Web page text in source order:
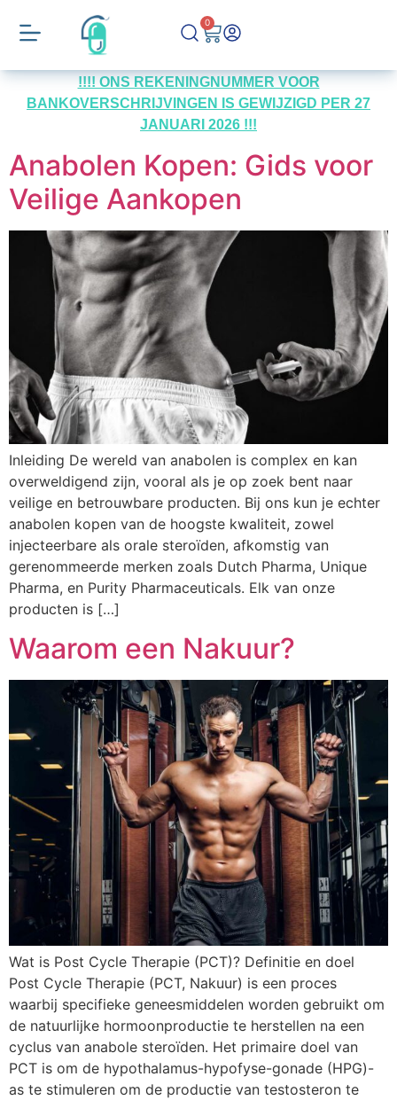
0
!!!! ONS REKENINGNUMMER VOOR
BANKOVERSCHRIJVINGEN IS GEWIJZIGD PER 27
JANUARI 2026 !!!
Anabolen Kopen: Gids voor
Veilige Aankopen
Inleiding De wereld van anabolen is complex en kan
overweldigend zijn, vooral als je op zoek bent naar
veilige en betrouwbare producten. Bij ons kun je echter
anabolen kopen van de hoogste kwaliteit, zowel
injecteerbare als orale steroïden, afkomstig van
gerenommeerde merken zoals Dutch Pharma, Unique
Pharma, en Purity Pharmaceuticals. Elk van onze
producten is […]
Waarom een Nakuur?
Wat is Post Cycle Therapie (PCT)? Definitie en doel
Post Cycle Therapie (PCT, Nakuur) is een proces
waarbij specifieke geneesmiddelen worden gebruikt om
de natuurlijke hormoonproductie te herstellen na een
cyclus van anabole steroïden. Het primaire doel van
PCT is om de hypothalamus-hypofyse-gonade (HPG)-
as te stimuleren om de productie van testosteron te